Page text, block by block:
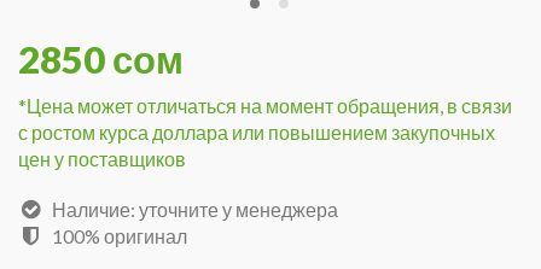
2850 сом
*Цена может отличаться на момент обращения, в связи
с ростом курса доллара или повышением закупочных
цен у поставщиков
Наличие: уточните у менеджера
100% оригинал